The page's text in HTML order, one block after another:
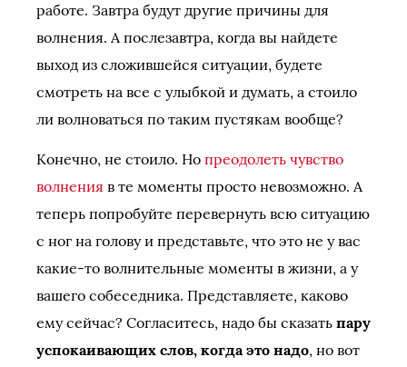
работе. Завтра будут другие причины для
волнения. А послезавтра, когда вы найдете
выход из сложившейся ситуации, будете
смотреть на все с улыбкой и думать, а стоило
ли волноваться по таким пустякам вообще?
Конечно, не стоило. Но преодолеть чувство
волнения в те моменты просто невозможно. А
теперь попробуйте перевернуть всю ситуацию
с ног на голову и представьте, что это не у вас
какие-то волнительные моменты в жизни, а у
вашего собеседника. Представляете, каково
ему сейчас? Согласитесь, надо бы сказать пару
успокаивающих слов, когда это надо, но вот